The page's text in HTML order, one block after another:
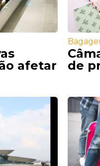
afetar
de